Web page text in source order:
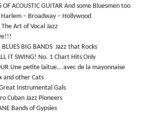
OF ACOUSTIC GUITAR And some Bluesmen too
Harlem – Broadway – Hollywood
The Art of Vocal Jazz
BIG BANDS Jazz that Rocks
IT SWING! No. 1 Chart Hits Only
Une petite laitue… avec de la mayonnaise
and other Cats
Instrumental Gals
Cuban Jazz Pioneers
Bands of Gypsies